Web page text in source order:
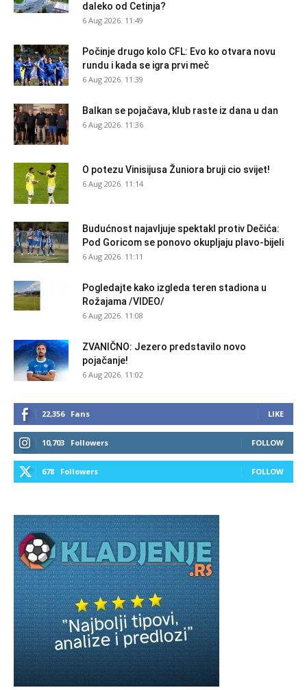
daleko od Cetinja?
6 Aug 2026. 11:49
Počinje drugo kolo CFL: Evo ko otvara novu
rundu i kada se igra prvi meč
6 Aug 2026. 11:39
Balkan se pojačava, klub raste iz dana u dan
6 Aug 2026. 11:36
O potezu Vinisijusa Žuniora bruji cio svijet!
6 Aug 2026. 11:14
Budućnost najavljuje spektakl protiv Dečića:
Pod Goricom se ponovo okupljaju plavo-bijeli
6 Aug 2026. 11:11
Pogledajte kako izgleda teren stadiona u
Rožajama /VIDEO/
6 Aug 2026. 11:08
ZVANIČNO: Jezero predstavilo novo
pojačanje!
6 Aug 2026. 11:02
22,356 Fans LIKE
10,703 Followers FOLLOW
678 Followers FOLLOW